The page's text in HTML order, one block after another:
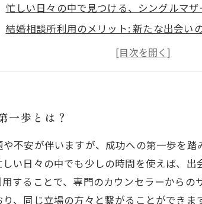
忙しい日々の中で見つける、シングルマ
結婚相談所利用のメリット: 新たな出会い
成功体験から学ぶ、シングルマザーの婚活
自分に合った結婚相談所の見つけ方と選び
新しい一歩を踏み出して: シングルマザー
一歩とは？
不安が伴いますが、成功への第一歩を
い日々の中でも少しの時間を使えば、
することで、専門のカウンセラーから
、同じ立場の方々と繋がることができ